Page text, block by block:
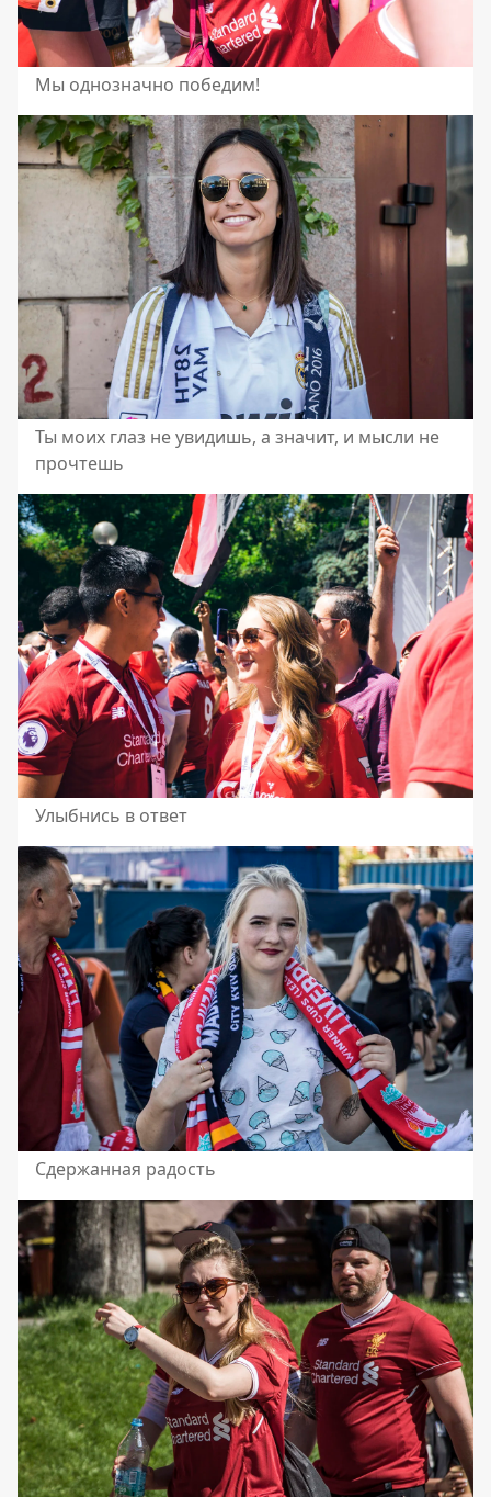
Мы однозначно победим!
Ты моих глаз не увидишь, а значит, и мысли не
прочтешь
Улыбнись в ответ
Сдержанная радость